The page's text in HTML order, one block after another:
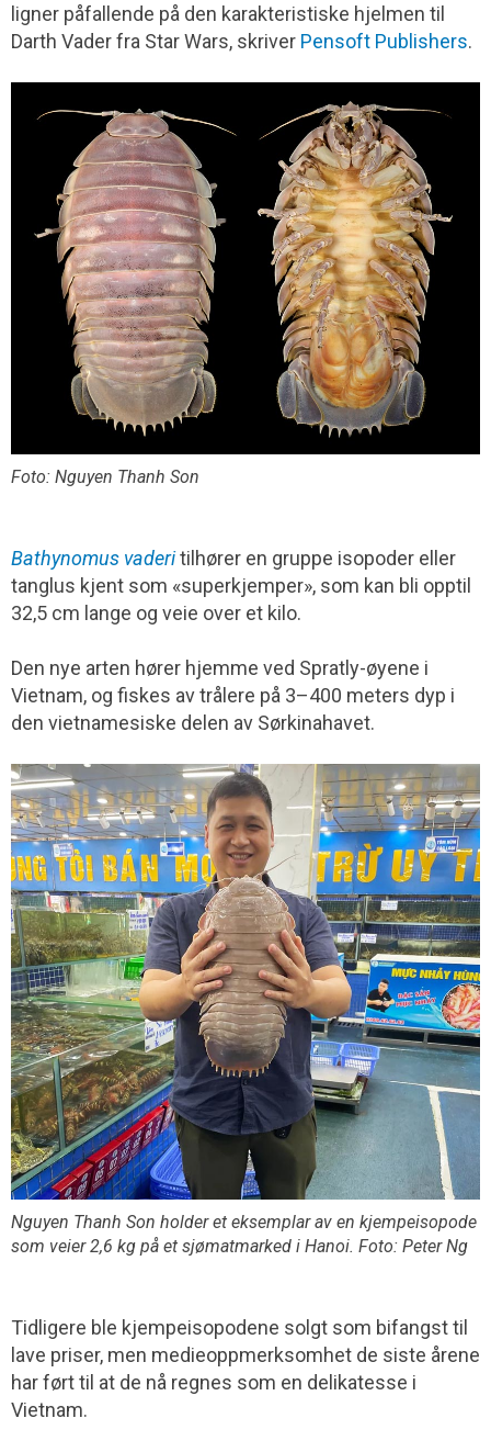
ligner påfallende på den karakteristiske hjelmen til
Darth Vader fra Star Wars, skriver Pensoft Publishers.
Foto: Nguyen Thanh Son
Bathynomus vaderitilhører en gruppe isopoder eller
tanglus kjent som «superkjemper», som kan bli opptil
32,5 cm lange og veie over et kilo.
Den nye arten hører hjemme ved Spratly-øyene i
Vietnam, og fiskes av trålere på 3–400 meters dyp i
den vietnamesiske delen av Sørkinahavet.
Nguyen Thanh Son holder et eksemplar av en kjempeisopode
som veier 2,6 kg på et sjømatmarked i Hanoi. Foto: Peter Ng
Tidligere ble kjempeisopodene solgt som bifangst til
lave priser, men medie­oppmerksomhet de siste årene
har ført til at de nå regnes som en delikatesse i
Vietnam.